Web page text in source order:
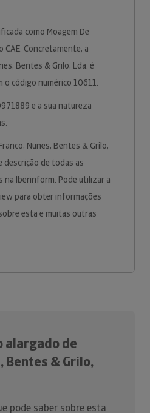
como Moagem De
CAE. Concretamente, a
Bentes & Grilo, Lda. é
o código numérico 10611.
e a sua natureza
Nunes, Bentes & Grilo,
descrição de todas as
na Iberinform. Pode utilizar a
para obter informações
esta e muitas outras
alargado de
Bentes & Grilo,
pode saber sobre esta